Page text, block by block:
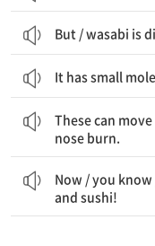
But / wasabi is
It has small
These can
nose burn.
Now / you
and sushi!